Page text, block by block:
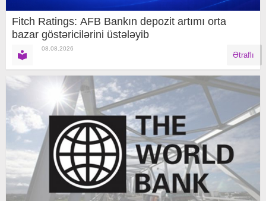
Fitch Ratings: AFB Bankın depozit artımı orta
bazar göstəricilərini üstələyib
08.08.2026
Ətraflı